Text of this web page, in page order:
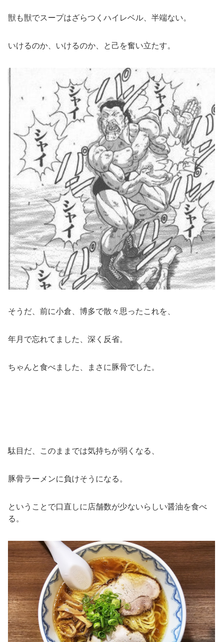
獣も獣でスープはざらつくハイレベル、半端ない。
いけるのか、いけるのか、と己を奮い立たす。
そうだ、前に小倉、博多で散々思ったこれを、
年月で忘れてました、深く反省。
ちゃんと食べました、まさに豚骨でした。
駄目だ、このままでは気持ちが弱くなる、
豚骨ラーメンに負けそうになる。
ということで口直しに店舗数が少ないらしい醤油を食べ
る。